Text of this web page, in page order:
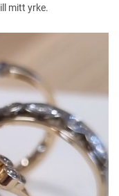
mitt yrke.